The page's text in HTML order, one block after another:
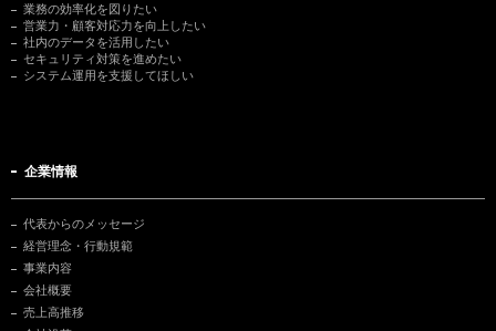
業務の効率化を図りたい
営業力・顧客対応力を向上したい
社内のデータを活用したい
セキュリティ対策を進めたい
システム運用を支援してほしい
企業情報
代表からのメッセージ
経営理念・行動規範
事業内容
会社概要
売上高推移